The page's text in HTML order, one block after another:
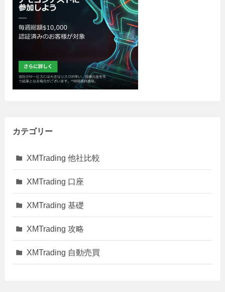
カテゴリー
XMTrading 他社比較
XMTrading 口座
XMTrading 基礎
XMTrading 攻略
XMTrading 自動売買